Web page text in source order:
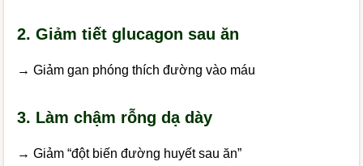
2. Giảm tiết glucagon sau ăn
→ Giảm gan phóng thích đường vào máu
3. Làm chậm rỗng dạ dày
→ Giảm “đột biến đường huyết sau ăn”